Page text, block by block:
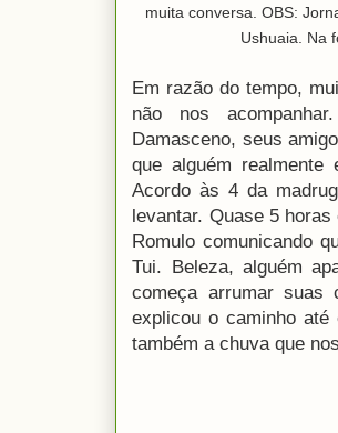
muita conversa. OBS:
Ushuaia. Na
Em razão do tempo,
não nos
Damasceno, seus
que alguém realmente
Acordo às 4 da
levantar. Quase 5
Romulo comunicando
Tui. Beleza, alguém
começa arrumar suas
explicou o caminho
também a chuva que